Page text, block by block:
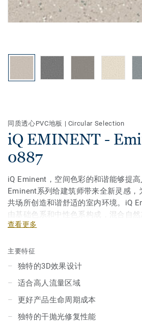
同质透心PVC地板 | Circular Selection
iQ EMINENT -
0887
iQ Eminent，空间色彩的和谐能够提
Eminent系列给建筑师带来全新灵感，
共场所创造和谐舒适的室内环境。iQ
由基础色系和中性色系构成，混合自
无方向性的3D效果。不论是需要人流
Eminent都能为客户创造明快和谐的地
Eminent不仅拥有iQ系列优异的产品性
查看更多
主要特征
独特的3D效果设计
适合高人流量区域
更好产品生命周期成本
独特的干抛光修复性能